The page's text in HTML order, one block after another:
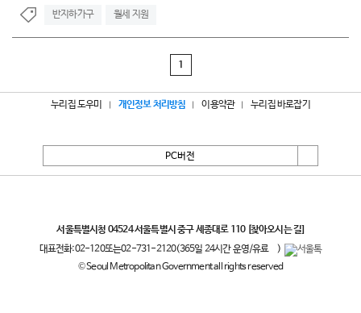
반지하가구 월세 지원
1
누리집 도우미 개인정보 처리방침 이용약관 누리집 바로잡기
PC버전
서울특별시청 04524 서울특별시 중구 세종대로 110 [찾아오시는 길]
대표전화:02-120또는02-731-2120(365일 24시간 운영/유료
)
© Seoul Metropolitan Government all rights reserved